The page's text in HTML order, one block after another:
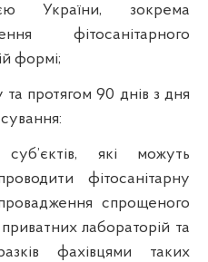
України, зокрема
фітосанітарного
формі;
протягом 90 днів з дня
які можуть
фітосанітарну
спрощеного
лабораторій та
фахівцями таких